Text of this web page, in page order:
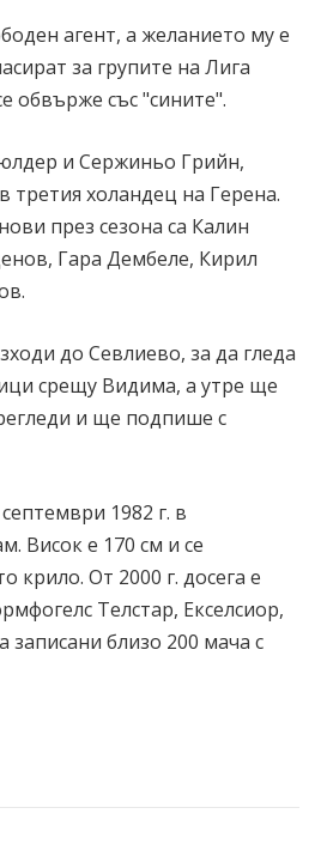
агент, а желанието му е
за групите на Лига
обвърже със "сините".
и Сержиньо Грийн,
холандец на Герена.
през сезона са Калин
Гара Дембеле, Кирил
до Севлиево, за да гледа
срещу Видима, а утре ще
и ще подпише с
1982 г. в
Висок е 170 см и се
крило. От 2000 г. досега е
Телстар, Екселсиор,
близо 200 мача с